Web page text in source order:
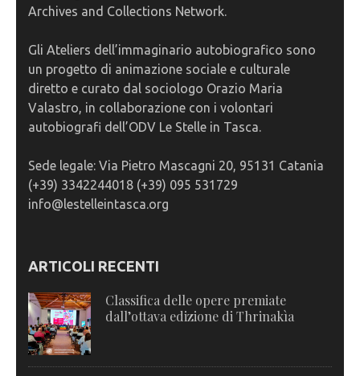
Archives and Collections Network.
Gli Ateliers dell’immaginario autobiografico sono
un progetto di animazione sociale e culturale
diretto e curato dal sociologo Orazio Maria
Valastro, in collaborazione con i volontari
autobiografi dell’ODV Le Stelle in Tasca.
Sede legale: Via Pietro Mascagni 20, 95131 Catania
(+39) 3342244018 (+39) 095 531729
info@lestelleintasca.org
ARTICOLI RECENTI
Classifica delle opere premiate
dall’ottava edizione di Thrinakìa